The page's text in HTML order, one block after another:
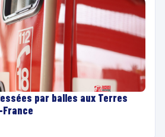
par balles aux Terres